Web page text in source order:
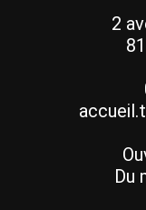
2
Du